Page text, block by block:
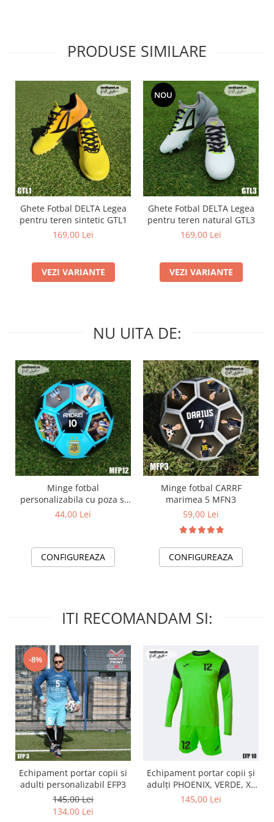
PRODUSE SIMILARE
Ghete Fotbal DELTA Legea
pentru teren sintetic GTL1
169,00 Lei
VEZI VARIANTE
NOU
Ghete Fotbal DELTA Legea
pentru teren natural GTL3
169,00 Lei
VEZI VARIANTE
NU UITA DE:
Minge fotbal
personalizabila cu poza si
text MFN12
44,00 Lei
CONFIGUREAZA
Minge fotbal CARRF
marimea 5 MFN3
59,00 Lei
CONFIGUREAZA
ITI RECOMANDAM SI:
-8%
Echipament portar copii si
adulti personalizabil EFP3
145,00 Lei
134,00 Lei
Echipament portar copii și
adulți PHOENIX, VERDE, XL
EFP10
145,00 Lei